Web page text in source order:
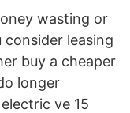
wasting or
consider leasing
buy a cheaper
longer
ve 15